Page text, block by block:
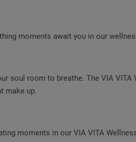
moments await you in our
soul room to breathe. The VIA
make up.
moments in our VIA VITA